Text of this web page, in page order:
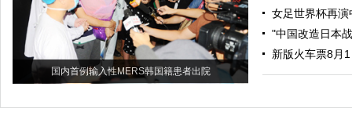
国内首例输入性MERS韩国籍患者出院
女足世界杯再
"中国改造日本
新版火车票8月